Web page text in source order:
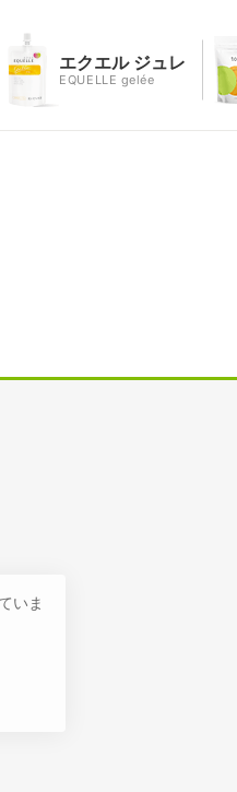
エクエル ジュレ
EQUELLE gelée
いま